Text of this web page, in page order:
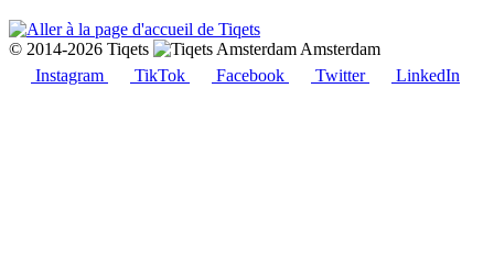
© 2014-2026 Tiqets
Amsterdam
Instagram
TikTok Facebook Twitter LinkedIn